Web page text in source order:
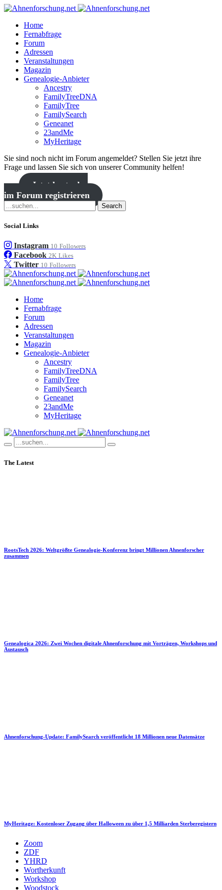
Home
Fernabfrage
Forum
Adressen
Veranstaltungen
Magazin
Genealogie-Anbieter
Ancestry
FamilyTreeDNA
FamilyTree
FamilySearch
Geneanet
23andMe
MyHeritage
Sie sind noch nicht im Forum angemeldet? Stellen Sie jetzt ihre
Frage und lassen Sie sich von unserer Community helfen!
Jetzt kostenlos
im Forum registrieren
Search
Social Links
Instagram 10 Followers
Facebook 2K Likes
Twitter 10 Followers
Home
Fernabfrage
Forum
Adressen
Veranstaltungen
Magazin
Genealogie-Anbieter
Ancestry
FamilyTreeDNA
FamilyTree
FamilySearch
Geneanet
23andMe
MyHeritage
The Latest
RootsTech 2026: Weltgrößte Genealogie-Konferenz bringt Millionen Ahnenforscher
zusammen
Genealogica 2026: Zwei Wochen digitale Ahnenforschung mit Vorträgen, Workshops und
Austausch
Ahnenforschung-Update: FamilySearch veröffentlicht 18 Millionen neue Datensätze
MyHeritage: Kostenloser Zugang über Halloween zu über 1,5 Milliarden Sterberegistern
Zoom
ZDF
YHRD
Wortherkunft
Workshop
Woodstock